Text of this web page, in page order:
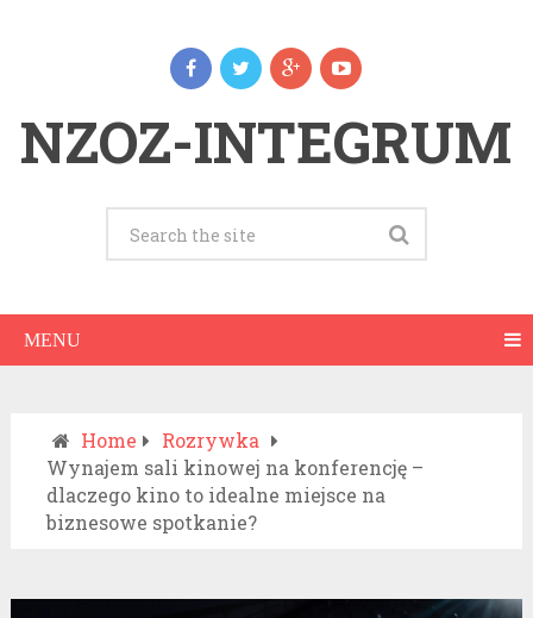
NZOZ-INTEGRUM
MENU
Home
Rozrywka
Wynajem sali kinowej na konferencję –
dlaczego kino to idealne miejsce na
biznesowe spotkanie?